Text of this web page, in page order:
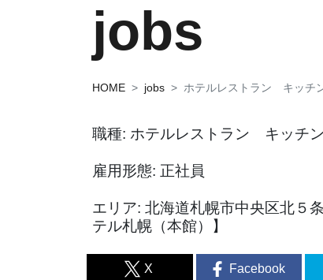
jobs
HOME jobs ホテルレストラン キッチ
職種: ホテルレストラン キッチ
雇用形態: 正社員
エリア: 北海道札幌市中央区北５
テル札幌（本館）】
X Facebook